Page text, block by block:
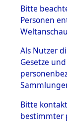
1.
mente
1.2.9
Effekten
1.2.9.1
dem
dem
Bitte
Personen
Als Nutzer
Gesetze
Bitte
bestimmter